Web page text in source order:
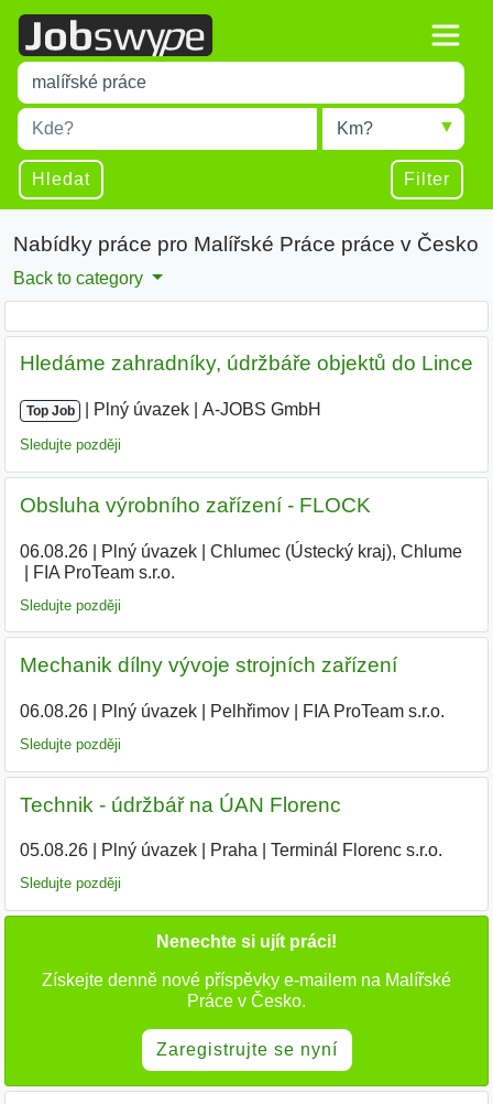
Title
Type 1 or more characters for results.
Místo
Type 1 or more characters for results.
Radius
Hledat Filter
Nabídky práce pro Malířské Práce práce v Česko
Back to category
Hledáme zahradníky, údržbáře objektů do Lince
Top Job Plný úvazek A-JOBS GmbH
Sledujte později
Obsluha výrobního zařízení - FLOCK
06.08.26| Plný úvazek| Chlumec (Ústecký kraj), Chlume|
FIA ProTeam s.r.o.
Sledujte později
Mechanik dílny vývoje strojních zařízení
06.08.26| Plný úvazek| Pelhřimov| FIA ProTeam s.r.o.
Sledujte později
Technik - údržbář na ÚAN Florenc
05.08.26| Plný úvazek| Praha Terminál Florenc s.r.o.
Sledujte později
Nenechte si ujít práci!
Získejte denně nové příspěvky e-mailem na Malířské
Práce v Česko.
Zaregistrujte se nyní